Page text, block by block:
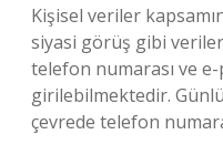
Kişisel veriler
siyasi görüş gibi
telefon numarası ve
girilebilmektedir.
çevrede telefon